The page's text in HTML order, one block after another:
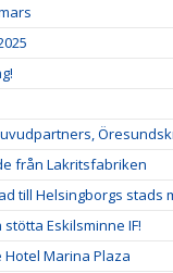
från Lakritsfabriken
till Helsingborgs stads
Eskilsminne IF!
Marina Plaza